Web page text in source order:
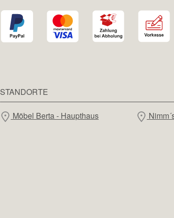
STANDORTE
Möbel Berta - Haupthaus